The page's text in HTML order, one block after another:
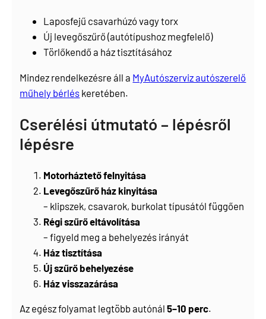
Laposfejű csavarhúzó vagy torx
Új levegőszűrő (autótípushoz megfelelő)
Törlőkendő a ház tisztításához
Mindez rendelkezésre áll a MyAutószerviz autószerelő
műhely bérlés keretében.
Cserélési útmutató – lépésről
lépésre
Motorháztető felnyitása
Levegőszűrő ház kinyitása
– klipszek, csavarok, burkolat típusától függően
Régi szűrő eltávolítása
– figyeld meg a behelyezés irányát
Ház tisztítása
Új szűrő behelyezése
Ház visszazárása
Az egész folyamat legtöbb autónál5–10 perc.